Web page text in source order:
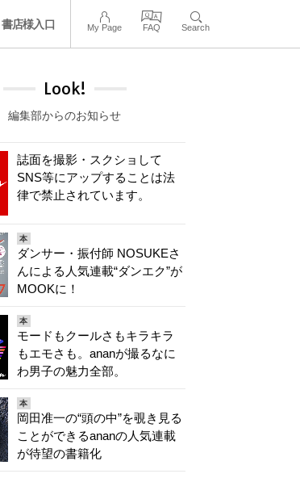
書店様入口 My Page FAQ Search
Look!
編集部からのお知らせ
誌面を撮影・スクショして
SNS等にアップすることは法
律で禁止されています。
本
ダンサー・振付師 NOSUKEさ
んによる人気連載“ダンエク”が
MOOKに！
本
モードもクールさもキラキラ
もエモさも。ananが撮るなに
わ男子の魅力全部。
本
岡田准一の“頭の中”を覗き見る
ことができるananの人気連載
が待望の書籍化